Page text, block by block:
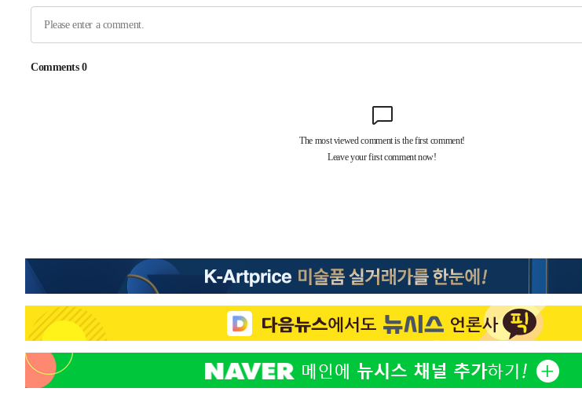
-31959초 전 >"美간섭에 합의 지연"…트럼프, '이란 호르무즈 통제권' 수용할까
-28479초 전 > [속보]산업장관 "李정부, 원전 반대 안해…안정 전력 위해 불가피"
색
-26563초 전 >
서울 열대야 15일째 지속…비공식 '초열대야' 30도 넘어
[속보]코스닥, 2.15포인트(0.27%) 내린 797.44 출발
-7671초 전 >
[속보] 호르무즈 해협 이란-오만 협상 기대속 뉴욕증시 혼조 마감 다
우 0.49%↑
-6026초 전 >[속보] 이란 대통령 "지금 최고지도자와 소통하기가 매우 어려워" 취
임 3년 인터뷰
2시간 전 >[속보] "이란-오만, 호르무즈 해협 통행 항로 합의" 이란 외무부 대변인
2
3